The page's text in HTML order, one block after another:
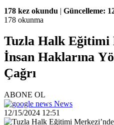
178 kez okundu | Güncelleme:
178 okunma
Tuzla Halk Eğitimi
İnsan Haklarına
Çağrı
ABONE OL
News
12/15/2024 12:51